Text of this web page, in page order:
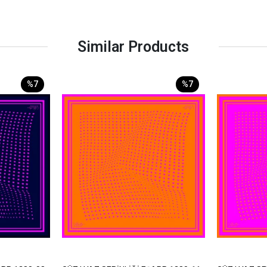
Similar Products
%7 %7